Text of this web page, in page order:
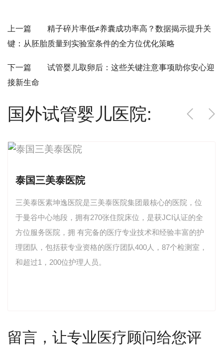
上一篇 精子碎片率低≠养囊成功率高？数据揭示提升关
键：从胚胎质量到实验室条件的全方位优化策略
下一篇 试管婴儿取卵后：这些关键注意事项助你安心迎
接新生命
国外试管婴儿医院:
泰国三美泰医院
三美泰医素坤逸医院是三美泰医院集团最核心的医院，位
于曼谷中心地段，拥有270张住院床位，是获JCI认证的全
方位服务医院，拥 有完备的医疗专业技术和经验丰富的护
理团队，包括获专业资格的医疗团队400人，87个检测室，
和超过1，200位护理人员。
留言，让专业医疗顾问给您评